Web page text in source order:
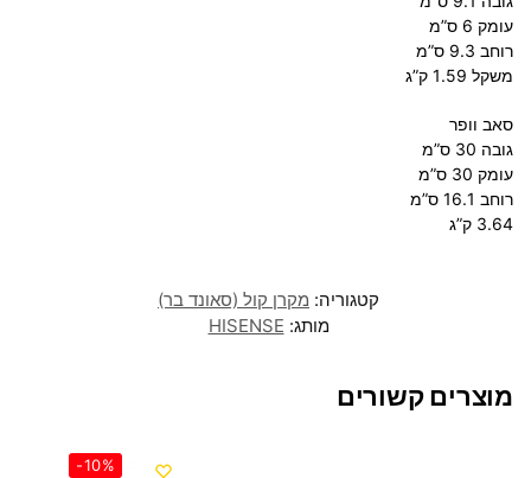
עומק 6 ס”מ
רוחב 9.3 ס”מ
משקל 1.59 ק”ג
סאב וופר
גובה 30 ס”מ
עומק 30 ס”מ
רוחב 16.1 ס”מ
3.64 ק”ג
קטגוריה: מקרן קול (סאונד בר)
מותג: HISENSE
מוצרים קשורים
-10%